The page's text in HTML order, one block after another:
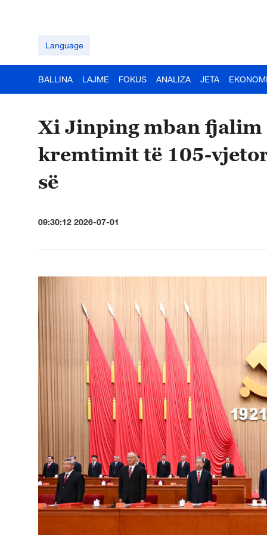
Language
BALLINA LAJME FOKUS ANALIZA JETA
Xi Jinping mban fjalim
kremtimit të 105-
së
09:30:12 2026-07-01